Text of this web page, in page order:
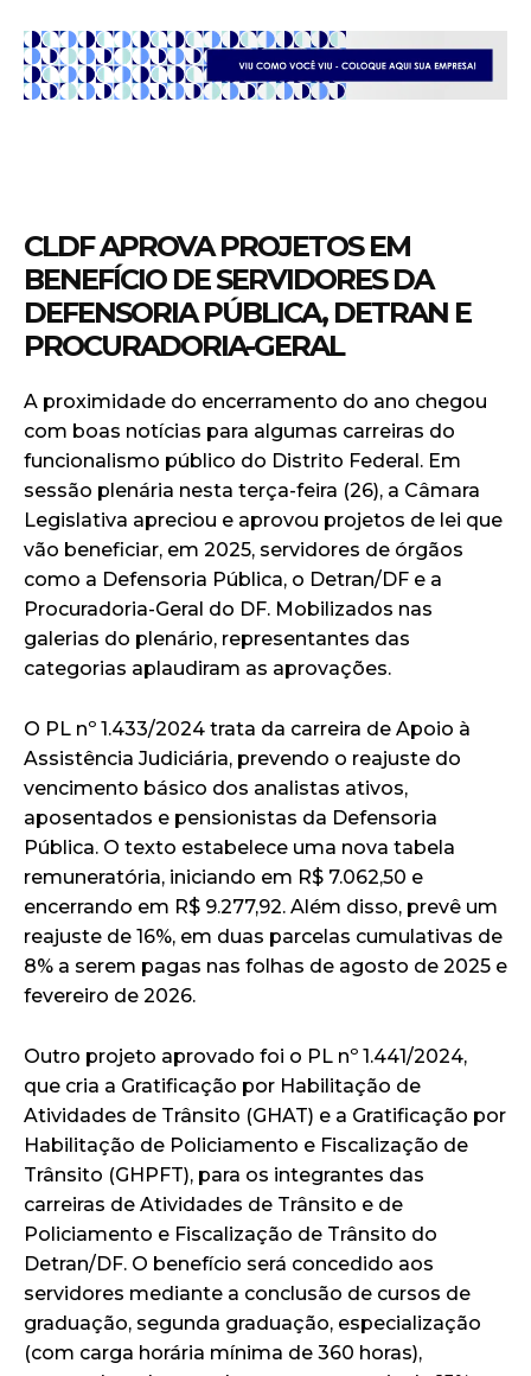
CLDF APROVA PROJETOS EM
BENEFÍCIO DE SERVIDORES DA
DEFENSORIA PÚBLICA, DETRAN E
PROCURADORIA-GERAL
A proximidade do encerramento do ano chegou
com boas notícias para algumas carreiras do
funcionalismo público do Distrito Federal. Em
sessão plenária nesta terça-feira (26), a Câmara
Legislativa apreciou e aprovou projetos de lei que
vão beneficiar, em 2025, servidores de órgãos
como a Defensoria Pública, o Detran/DF e a
Procuradoria-Geral do DF. Mobilizados nas
galerias do plenário, representantes das
categorias aplaudiram as aprovações.
O PL nº 1.433/2024 trata da carreira de Apoio à
Assistência Judiciária, prevendo o reajuste do
vencimento básico dos analistas ativos,
aposentados e pensionistas da Defensoria
Pública. O texto estabelece uma nova tabela
remuneratória, iniciando em R$ 7.062,50 e
encerrando em R$ 9.277,92. Além disso, prevê um
reajuste de 16%, em duas parcelas cumulativas de
8% a serem pagas nas folhas de agosto de 2025 e
fevereiro de 2026.
Outro projeto aprovado foi o PL nº 1.441/2024,
que cria a Gratificação por Habilitação de
Atividades de Trânsito (GHAT) e a Gratificação por
Habilitação de Policiamento e Fiscalização de
Trânsito (GHPFT), para os integrantes das
carreiras de Atividades de Trânsito e de
Policiamento e Fiscalização de Trânsito do
Detran/DF. O benefício será concedido aos
servidores mediante a conclusão de cursos de
graduação, segunda graduação, especialização
(com carga horária mínima de 360 horas),